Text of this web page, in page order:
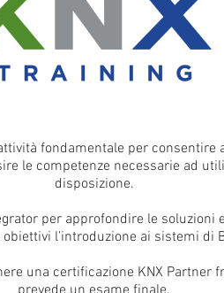
fondamentale per
le competenze necessarie ad
disposizione.
per approfondire le soluzioni
l’introduzione ai sistemi di
una certificazione KNX